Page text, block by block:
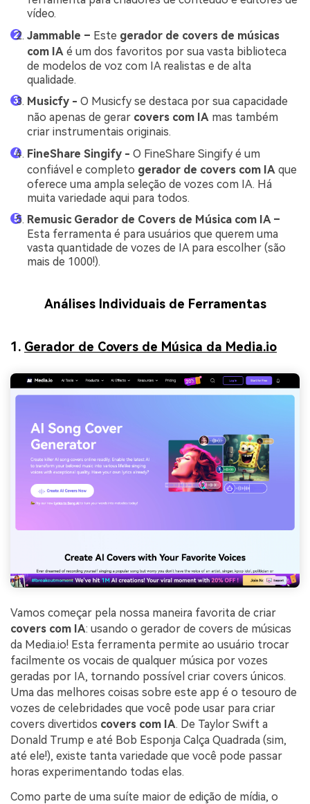
vídeo.
Jammable – Este gerador de covers de músicas
com IA é um dos favoritos por sua vasta biblioteca
de modelos de voz com IA realistas e de alta
qualidade.
Musicfy - O Musicfy se destaca por sua capacidade
não apenas de gerar covers com IA mas também
criar instrumentais originais.
FineShare Singify - O FineShare Singify é um
confiável e completo gerador de covers com IA que
oferece uma ampla seleção de vozes com IA. Há
muita variedade aqui para todos.
Remusic Gerador de Covers de Música com IA –
Esta ferramenta é para usuários que querem uma
vasta quantidade de vozes de IA para escolher (são
mais de 1000!).
Análises Individuais de Ferramentas
1. Gerador de Covers de Música da Media.io
Vamos começar pela nossa maneira favorita de criar
covers com IA: usando o gerador de covers de músicas
da Media.io! Esta ferramenta permite ao usuário trocar
facilmente os vocais de qualquer música por vozes
geradas por IA, tornando possível criar covers únicos.
Uma das melhores coisas sobre este app é o tesouro de
vozes de celebridades que você pode usar para criar
covers divertidos covers com IA. De Taylor Swift a
Donald Trump e até Bob Esponja Calça Quadrada (sim,
até ele!), existe tanta variedade que você pode passar
horas experimentando todas elas.
Como parte de uma suíte maior de edição de mídia, o